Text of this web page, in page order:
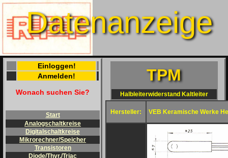
Datenanzeige
Einloggen!
Anmelden!
Wonach suchen Sie?
Start
Analogschaltkreise
Digitalschaltkreise
Mikrorechner/Speicher
Transistoren
Diode/Thyr./Triac
TPM
Halbleiterwiderstand Kaltleiter
Hersteller: VEB Keramische Werke